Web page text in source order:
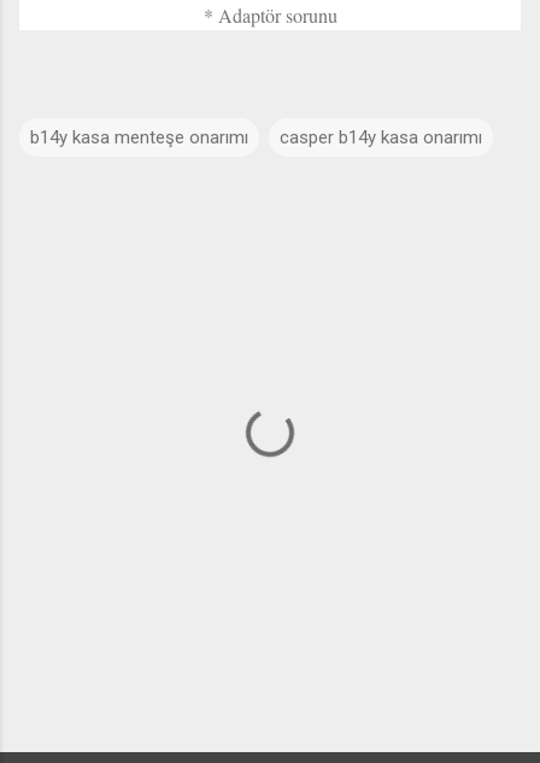
* Adaptör sorunu
b14y kasa menteşe onarımı casper b14y kasa onarımı